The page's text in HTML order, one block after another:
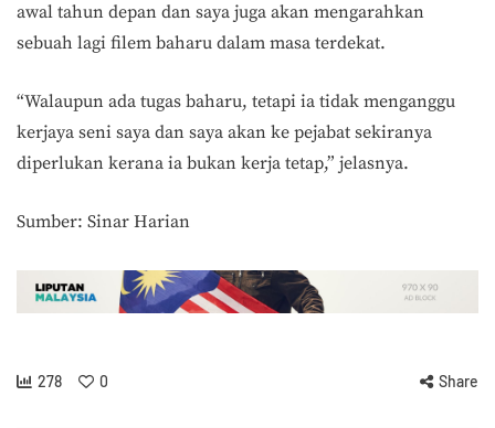
awal tahun depan dan saya juga akan mengarahkan
sebuah lagi filem baharu dalam masa terdekat.
“Walaupun ada tugas baharu, tetapi ia tidak menganggu
kerjaya seni saya dan saya akan ke pejabat sekiranya
diperlukan kerana ia bukan kerja tetap,” jelasnya.
Sumber: Sinar Harian
278 0 Share